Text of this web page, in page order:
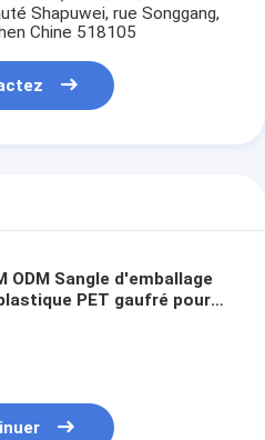
Shapuwei, rue Songgang,
Chine 518105
ODM Sangle d'emballage
PET gaufré pour